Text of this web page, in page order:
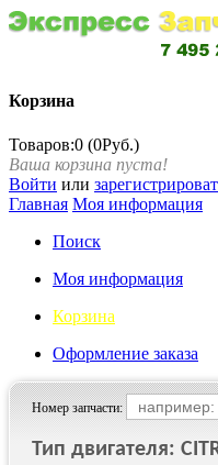
Корзина
Товаров:0 (0Руб.)
Ваша корзина пуста!
Войти или
Главная Моя информация
Поиск
Моя информация
Корзина
Оформление заказа
Номер запчасти:
Тип двигателя: